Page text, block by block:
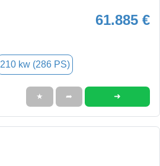
61.885 €
210 kw (286 PS)
★ ➦ ➜